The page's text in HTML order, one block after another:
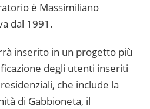
è Massimiliano
dal 1991.
inserito in un progetto più
degli utenti inseriti
che include la
di Gabbioneta, il